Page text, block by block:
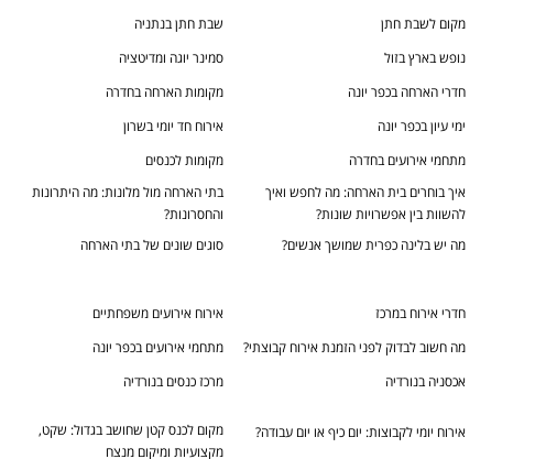
מקום לשבת חתן שבת חתן בנתניה
נופש בארץ בזול סמינר יוגה ומדיטציה
חדרי הארחה בכפר יונה מקומות הארחה בחדרה
ימי עיון בכפר יונה אירוח חד יומי בשרון
מתחמי אירועים בחדרה מקומות לכנסים
איך בוחרים בית הארחה: מה לחפש ואיך
להשוות בין אפשרויות שונות?
בתי הארחה מול מלונות: מה היתרונות
והחסרונות?
מה יש בלינה כפרית שמושך אנשים?
סוגים שונים של בתי הארחה
חדרי אירוח במרכז אירוח אירועים משפחתיים
מה חשוב לבדוק לפני הזמנת אירוח קבוצתי? מתחמי אירועים בכפר יונה
אכסניה בנורדיה מרכז כנסים בנורדיה
אירוח יומי לקבוצות: יום כיף או יום עבודה?
מקום לכנס קטן שחושב בגדול: שקט,
מקצועיות ומיקום מנצח